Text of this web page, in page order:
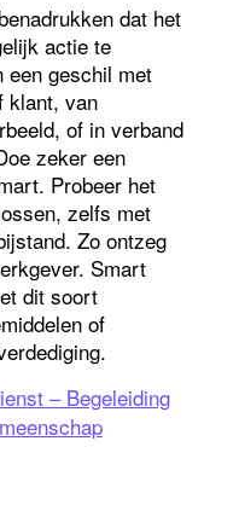
dat het
actie te
een geschil met
klant, van
of in verband
zeker een
Probeer het
zelfs met
Zo ontzeg
Smart
dit soort
of
– Begeleiding